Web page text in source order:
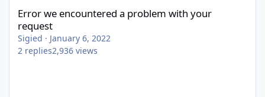
Error we encountered a problem with your
request
Sigied · January 6, 2022
2 replies2,936 views